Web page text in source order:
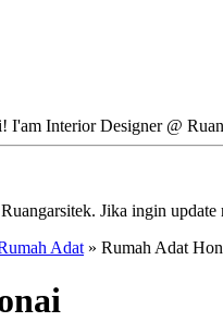
I'am Interior Designer @
Jika ingin
Adat » Rumah Adat